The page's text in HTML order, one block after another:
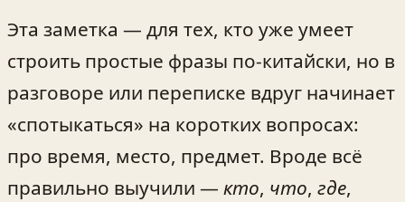
Эта заметка — для тех, кто уже умеет
строить простые фразы по-китайски, но в
разговоре или переписке вдруг начинает
«спотыкаться» на коротких вопросах:
про время, место, предмет. Вроде всё
правильно выучили — кто, что, где,